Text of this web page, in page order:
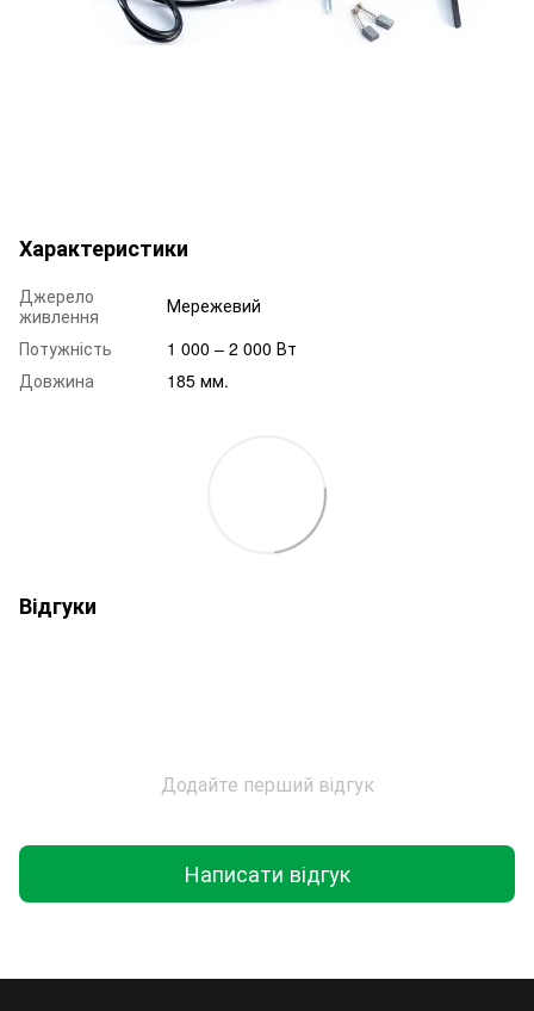
Характеристики
Джерело
живлення
Мережевий
Потужність
1 000 – 2 000 Вт
Довжина
185 мм.
Відгуки
Додайте перший відгук
Написати відгук